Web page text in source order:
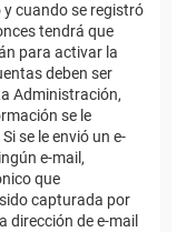
cuando se registró
tendrá que
para activar la
deben ser
Administración,
se le
se le envió un e-
e-mail,
que
capturada por
dirección de e-mail